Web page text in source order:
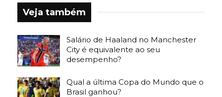
Veja também
Salário de Haaland no Manchester
City é equivalente ao seu
desempenho?
Qual a última Copa do Mundo que o
Brasil ganhou?